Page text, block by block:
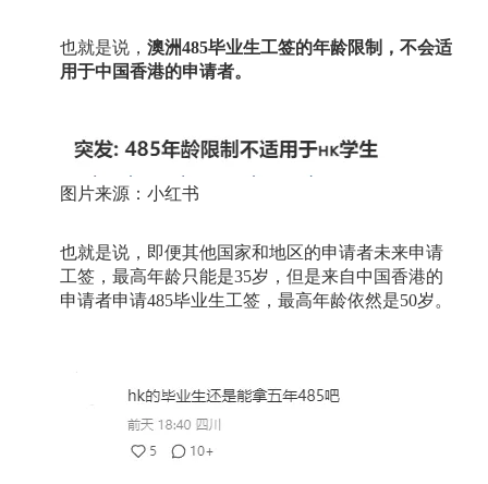
也就是说， 澳洲485毕业生工签的年龄限制，不会适
用于中国香港的申请者。
图片来源：小红书
也就是说，即便其他国家和地区的申请者未来申请
工签，最高年龄只能是35岁，但是来自中国香港的
申请者申请485毕业生工签，最高年龄依然是50岁。